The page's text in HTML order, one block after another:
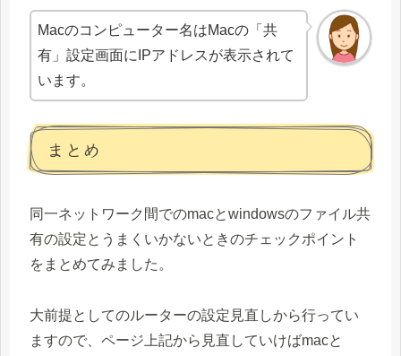
Macのコンピューター名はMacの「共
有」設定画面にIPアドレスが表示されて
います。
まとめ
同一ネットワーク間でのmacとwindowsのファイル共
有の設定とうまくいかないときのチェックポイント
をまとめてみました。
大前提としてのルーターの設定見直しから行ってい
ますので、ページ上記から見直していけばmacと